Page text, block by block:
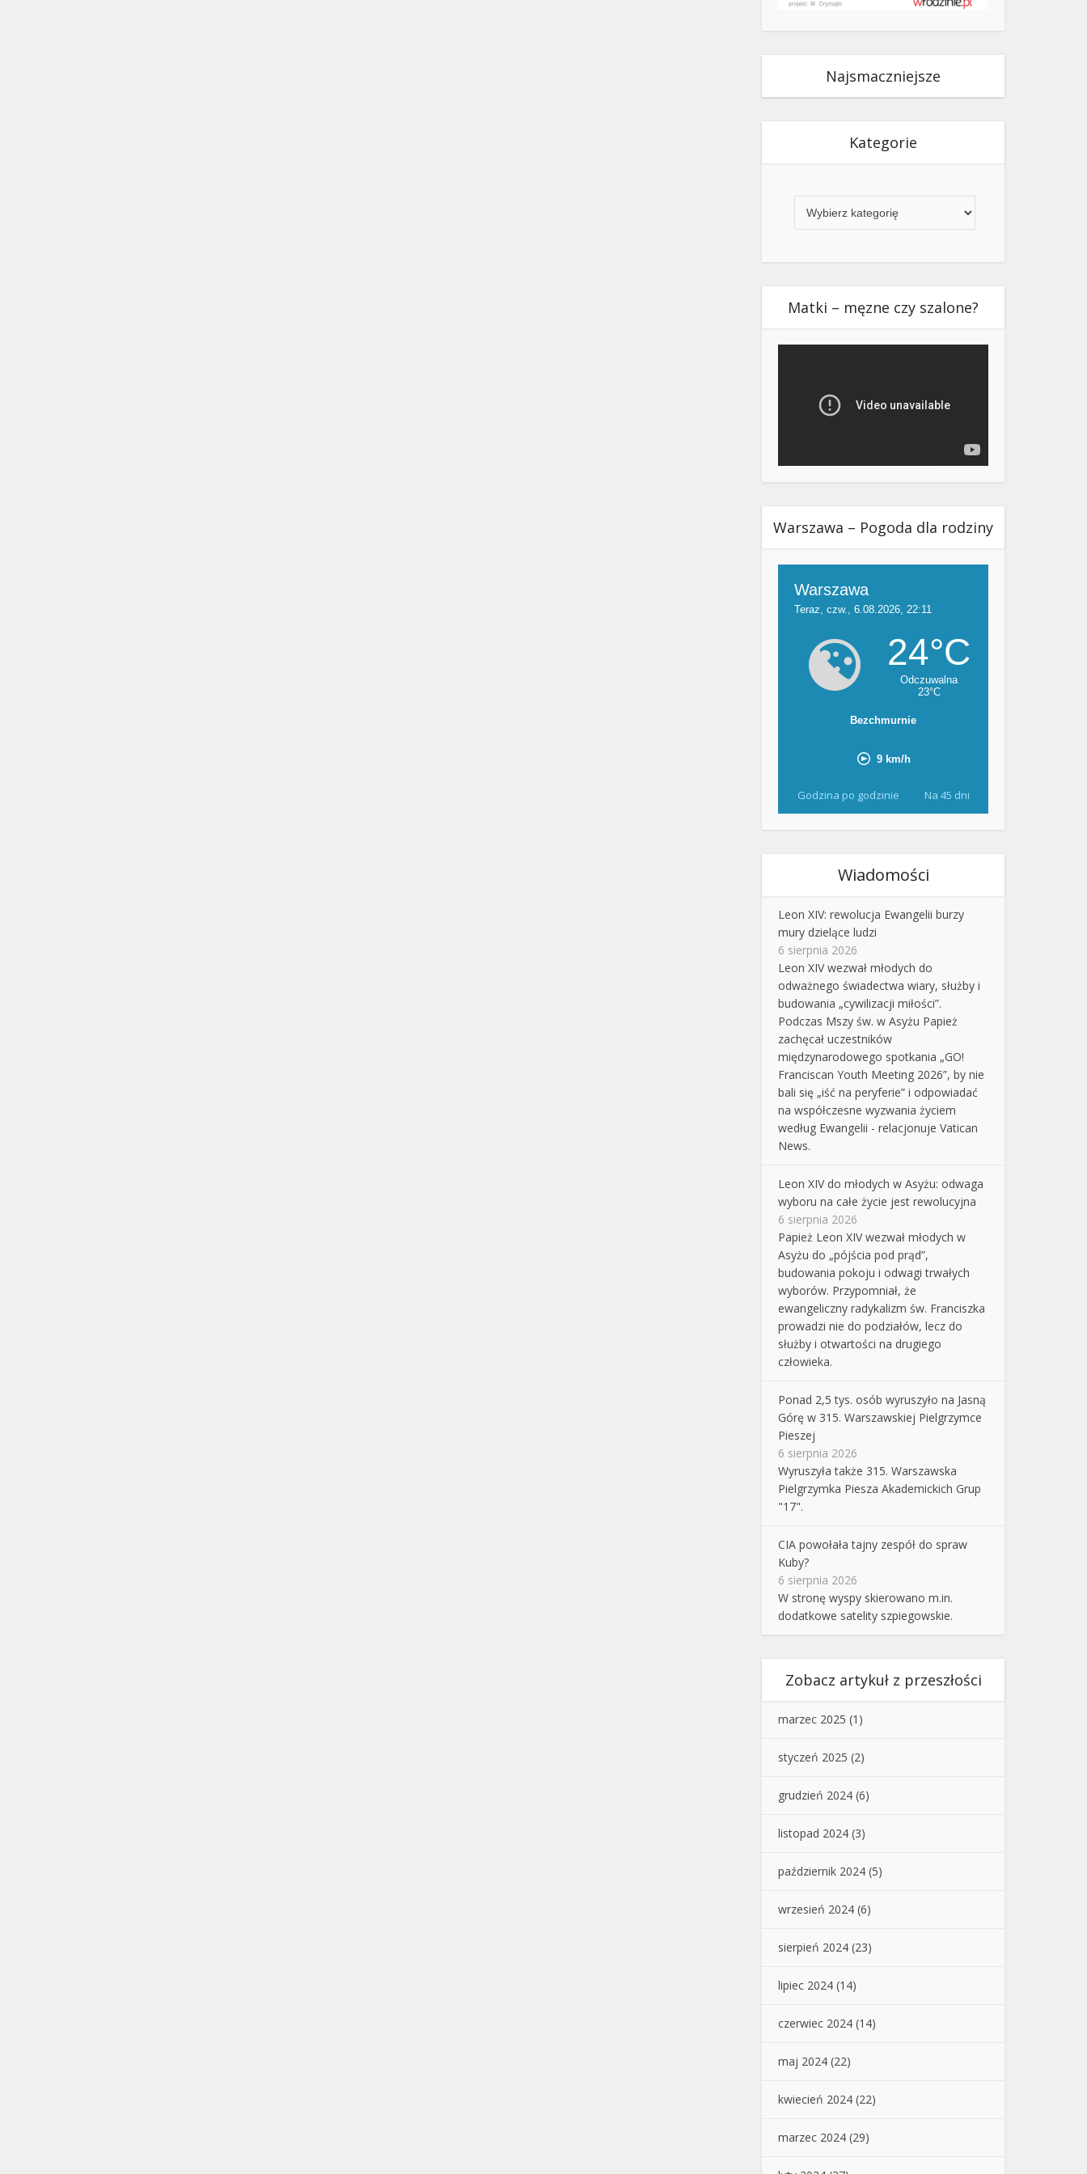
Najsmaczniejsze
Kategorie
Matki – męzne czy szalone?
Warszawa – Pogoda dla rodziny
Godzina po godzinie Na 45 dni
Wiadomości
Leon XIV: rewolucja Ewangelii burzy
mury dzielące ludzi
6 sierpnia 2026
Leon XIV wezwał młodych do
odważnego świadectwa wiary, służby i
budowania „cywilizacji miłości”.
Podczas Mszy św. w Asyżu Papież
zachęcał uczestników
międzynarodowego spotkania „GO!
Franciscan Youth Meeting 2026”, by nie
bali się „iść na peryferie” i odpowiadać
na współczesne wyzwania życiem
według Ewangelii - relacjonuje Vatican
News.
Leon XIV do młodych w Asyżu: odwaga
wyboru na całe życie jest rewolucyjna
6 sierpnia 2026
Papież Leon XIV wezwał młodych w
Asyżu do „pójścia pod prąd”,
budowania pokoju i odwagi trwałych
wyborów. Przypomniał, że
ewangeliczny radykalizm św. Franciszka
prowadzi nie do podziałów, lecz do
służby i otwartości na drugiego
człowieka.
Ponad 2,5 tys. osób wyruszyło na Jasną
Górę w 315. Warszawskiej Pielgrzymce
Pieszej
6 sierpnia 2026
Wyruszyła także 315. Warszawska
Pielgrzymka Piesza Akademickich Grup
"17".
CIA powołała tajny zespół do spraw
Kuby?
6 sierpnia 2026
W stronę wyspy skierowano m.in.
dodatkowe satelity szpiegowskie.
Zobacz artykuł z przeszłości
marzec 2025 (1)
styczeń 2025 (2)
grudzień 2024 (6)
listopad 2024 (3)
październik 2024 (5)
wrzesień 2024 (6)
sierpień 2024 (23)
lipiec 2024 (14)
czerwiec 2024 (14)
maj 2024 (22)
kwiecień 2024 (22)
marzec 2024 (29)